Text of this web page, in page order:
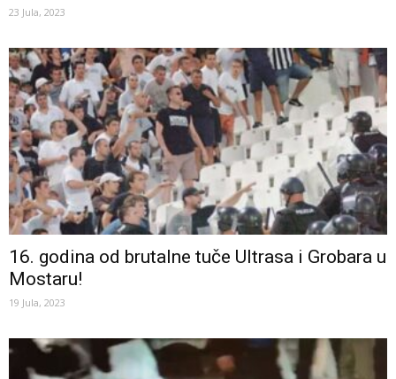
23 Jula, 2023
16. godina od brutalne tuče Ultrasa i Grobara u
Mostaru!
19 Jula, 2023